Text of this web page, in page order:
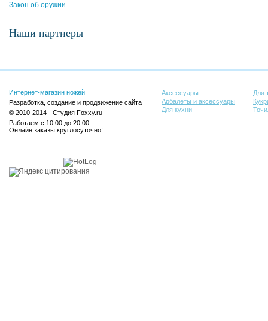
Закон об оружии
Наши партнеры
Интернет-магазин ножей
Разработка, создание и продвижение сайта
© 2010-2014 - Студия Foxxy.ru
Работаем с 10:00 до 20:00.
Онлайн заказы круглосуточно!
Аксессуары
Арбалеты и аксессуары
Для кухни
Для